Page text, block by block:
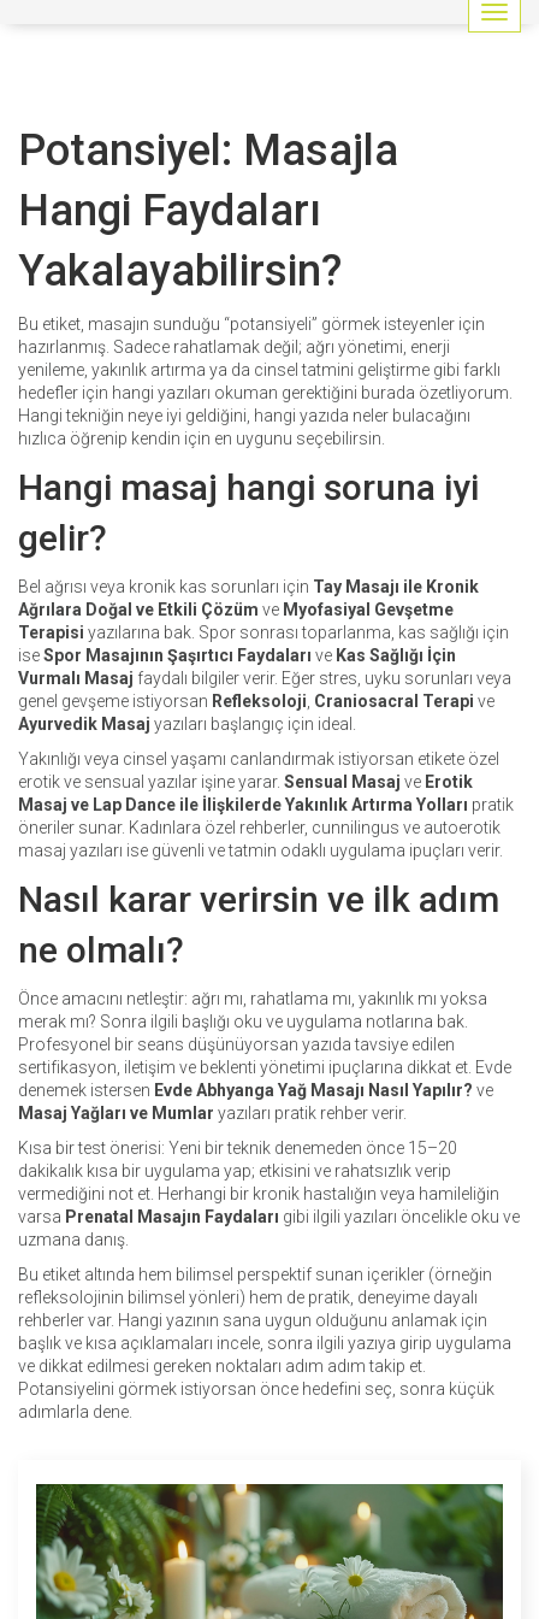
G
e
a
t
Potansiyel: Masajla
Hangi Faydaları
Yakalayabilirsin?
Bu etiket, masajın sunduğu “potansiyeli” görmek isteyenler için
hazırlanmış. Sadece rahatlamak değil; ağrı yönetimi, enerji
yenileme, yakınlık artırma ya da cinsel tatmini geliştirme gibi farklı
hedefler için hangi yazıları okuman gerektiğini burada özetliyorum.
Hangi tekniğin neye iyi geldiğini, hangi yazıda neler bulacağını
hızlıca öğrenip kendin için en uygunu seçebilirsin.
Hangi masaj hangi soruna iyi
gelir?
Bel ağrısı veya kronik kas sorunları için Tay Masajı ile Kronik
Ağrılara Doğal ve Etkili Çözüm ve Myofasiyal Gevşetme
Terapisi yazılarına bak. Spor sonrası toparlanma, kas sağlığı için
iseSpor Masajının Şaşırtıcı Faydaları ve Kas Sağlığı İçin
Vurmalı Masaj faydalı bilgiler verir. Eğer stres, uyku sorunları veya
genel gevşeme istiyorsan Refleksoloji Craniosacral Terapi ve
Ayurvedik Masaj yazıları başlangıç için ideal.
Yakınlığı veya cinsel yaşamı canlandırmak istiyorsan etikete özel
erotik ve sensual yazılar işine yarar. Sensual Masaj ve Erotik
Masaj ve Lap Dance ile İlişkilerde Yakınlık Artırma Yolları pratik
öneriler sunar. Kadınlara özel rehberler, cunnilingus ve autoerotik
masaj yazıları ise güvenli ve tatmin odaklı uygulama ipuçları verir.
Nasıl karar verirsin ve ilk adım
ne olmalı?
Önce amacını netleştir: ağrı mı, rahatlama mı, yakınlık mı yoksa
merak mı? Sonra ilgili başlığı oku ve uygulama notlarına bak.
Profesyonel bir seans düşünüyorsan yazıda tavsiye edilen
sertifikasyon, iletişim ve beklenti yönetimi ipuçlarına dikkat et. Evde
denemek istersen Evde Abhyanga Yağ Masajı Nasıl Yapılır? ve
Masaj Yağları ve Mumlar yazıları pratik rehber verir.
Kısa bir test önerisi: Yeni bir teknik denemeden önce 15–20
dakikalık kısa bir uygulama yap; etkisini ve rahatsızlık verip
vermediğini not et. Herhangi bir kronik hastalığın veya hamileliğin
varsa Prenatal Masajın Faydaları gibi ilgili yazıları öncelikle oku ve
uzmana danış.
Bu etiket altında hem bilimsel perspektif sunan içerikler (örneğin
refleksolojinin bilimsel yönleri) hem de pratik, deneyime dayalı
rehberler var. Hangi yazının sana uygun olduğunu anlamak için
başlık ve kısa açıklamaları incele, sonra ilgili yazıya girip uygulama
ve dikkat edilmesi gereken noktaları adım adım takip et.
Potansiyelini görmek istiyorsan önce hedefini seç, sonra küçük
adımlarla dene.